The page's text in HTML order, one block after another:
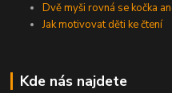
Dvě myši rovná se kočka
Jak motivovat děti ke čtení
Kde nás najdete